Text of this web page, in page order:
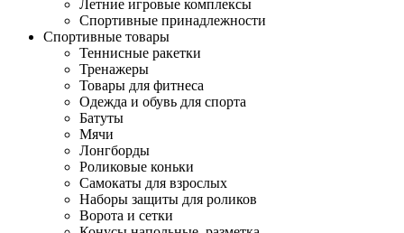
Летние игровые комплексы
Спортивные принадлежности
Спортивные товары
Теннисные ракетки
Тренажеры
Товары для фитнеса
Одежда и обувь для спорта
Батуты
Мячи
Лонгборды
Роликовые коньки
Самокаты для взрослых
Наборы защиты для роликов
Ворота и сетки